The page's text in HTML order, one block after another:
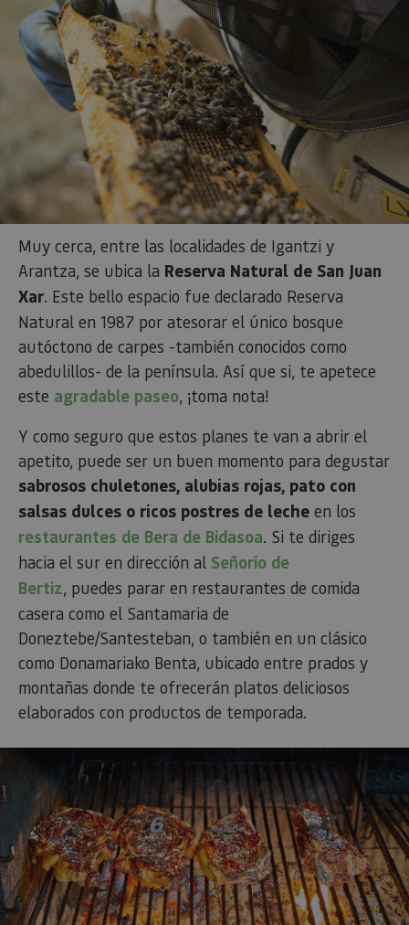
Muy cerca, entre las localidades de Igantzi y
Arantza, se ubica la Reserva Natural de San Juan
Xar. Este bello espacio fue declarado Reserva
Natural en 1987 por atesorar el único bosque
autóctono de carpes -también conocidos como
abedulillos- de la península. Así que si, te apetece
este agradable paseo, ¡toma nota!
Y como seguro que estos planes te van a abrir el
apetito, puede ser un buen momento para degustar
sabrosos chuletones, alubias rojas, pato con
salsas dulces o ricos postres de leche en los
restaurantes de Bera de Bidasoa. Si te diriges
hacia el sur en dirección al Señorío de
Bertiz, puedes parar en restaurantes de comida
casera como el Santamaria de
Doneztebe/Santesteban, o también en un clásico
como Donamariako Benta, ubicado entre prados y
montañas donde te ofrecerán platos deliciosos
elaborados con productos de temporada.